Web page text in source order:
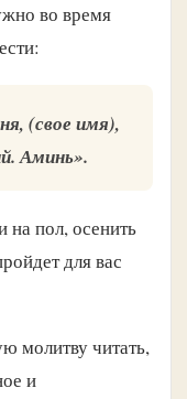
во время
(свое имя),
Аминь».
на пол, осенить
для вас
молитву читать,
и